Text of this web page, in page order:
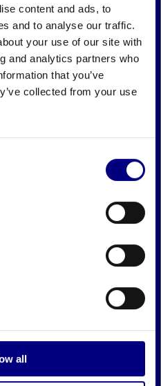
content and ads, to
and to analyse our traffic.
your use of our site with
and analytics partners who
that you’ve
collected from your use
all